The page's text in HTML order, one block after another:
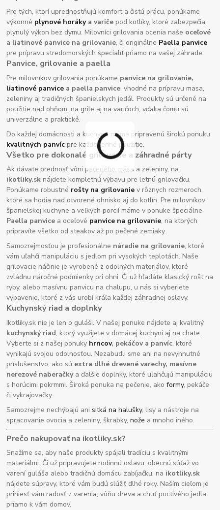
Pre tých, ktorí uprednostňujú komfort a čistú prácu, ponúkame
výkonné plynové horákya variče pod kotlíky, ktoré zabezpečia
plynulý výkon bez dymu. Milovníci grilovania ocenia naše oceľové
a liatinové panvice na grilovanie, či originálne Paella panvice
pre prípravu stredomorských špecialít priamo na vašej záhrade.
Panvice, grilovanie a paella
Pre milovníkov grilovania ponúkame panvice na grilovanie,
liatinové panvice a paella panvice, vhodné na prípravu mäsa,
zeleniny aj tradičných španielskych jedál. Produkty sú určené na
použitie nad ohňom, na grile aj na varičoch, vďaka čomu sú
univerzálne a praktické.
Do každej domácnosti a kuchyne máme pripravenú širokú ponuku
kvalitných panvíc pre každodenné použitie.
Všetko pre dokonalé grilovanie a záhradné párty
Ak dávate prednosť vôni pečeného mäsa a zeleniny, na
ikotliky.sk nájdete kompletnú výbavu pre letnú grilovačku.
Ponúkame robustné rošty na grilovanie v rôznych rozmeroch,
ktoré sa hodia nad otvorené ohnisko aj do kotlín. Pre milovníkov
španielskej kuchyne a veľkých porcií máme v ponuke špeciálne
Paella panvice a oceľové panvice na grilovanie, na ktorých
pripravíte všetko od steakov až po pečené zemiaky.
Samozrejmosťou je profesionálne náradie na grilovanie, ktoré
vám uľahčí manipuláciu s jedlom pri vysokých teplotách. Naše
grilovacie náčinie je vyrobené z odolných materiálov, ktoré
zvládnu náročné podmienky pri ohni. Či už hľadáte klasický rošt na
ryby, alebo masívnu panvicu na chalupu, u nás si vyberiete
vybavenie, ktoré z vás urobí kráľa každej záhradnej oslavy.
Kuchynský riad a doplnky
Ikotliky.sk nie je len o guláši. V našej ponuke nájdete aj kvalitný
kuchynský riad, ktorý využijete v domácej kuchyni aj na chate.
Vyberte si z našej ponuky hrncov, pekáčov a panvíc, ktoré
vynikajú svojou odolnosťou. Nezabudli sme ani na nevyhnutné
príslušenstvo, ako sú extra dlhé drevené varechy, masívne
nerezové naberačkya ďalšie doplnky, ktoré uľahčujú manipuláciu
s horúcimi pokrmmi. Široká ponuka na pečenie, akoformy, pekáče
či vykrajovačky.
Samozrejme nechýbajú anisitká na halušky, lisy a nástroje na
spracovanie ovocia a zeleniny, škrabky,nože a mnoho iného.
Prečo nakupovať na ikotliky.sk?
Snažíme sa, aby naše produkty spájali tradíciu s kvalitnými
materiálmi. Či už pripravujete rodinnú oslavu, obecnú súťaž vo
varení guláša alebo tradičnú domácu zabíjačku, na ikotliky.sk
nájdete súpravy, ktoré vám budú slúžiť dlhé roky. Naším cieľom je
priniesť vám radosť z varenia, vôňu dreva a chuť poctivého jedla
priamo k vám domov.